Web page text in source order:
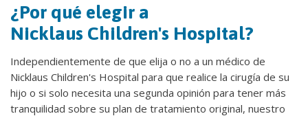
¿Por qué elegir a
Nicklaus Children's Hospital?
Independientemente de que elija o no a un médico de
Nicklaus Children's Hospital para que realice la cirugía de su
hijo o si solo necesita una segunda opinión para tener más
tranquilidad sobre su plan de tratamiento original, nuestro